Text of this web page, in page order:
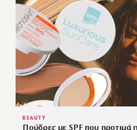
BEAUTY
Πούδρες με SPF που